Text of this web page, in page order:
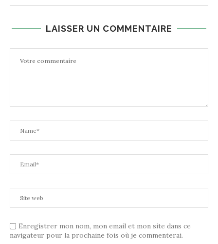
LAISSER UN COMMENTAIRE
Enregistrer mon nom, mon email et mon site dans ce
navigateur pour la prochaine fois où je commenterai.